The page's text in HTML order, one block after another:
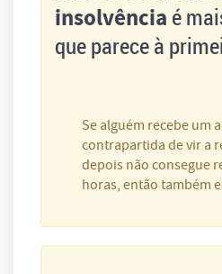
insolvência é
que parece à
Se alguém recebe um
contrapartida de vir a
depois não consegue
horas, então também